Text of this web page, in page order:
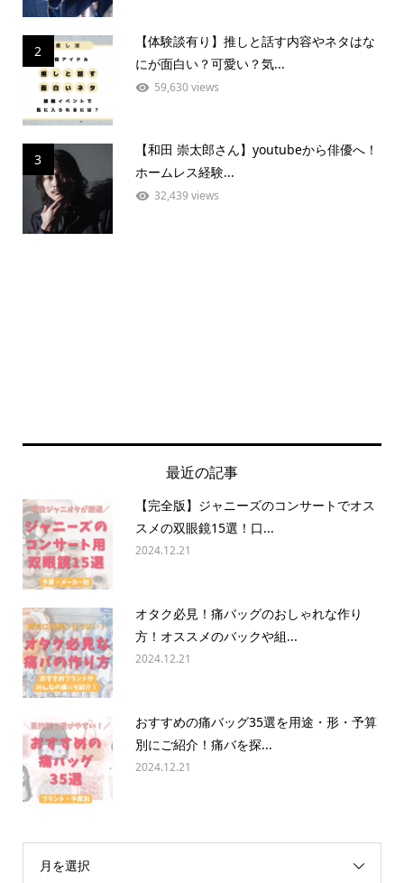
2
【体験談有り】推しと話す内容やネタはな
にが面白い？可愛い？気...
59,630 views
3
【和田 崇太郎さん】youtubeから俳優へ！
ホームレス経験...
32,439 views
最近の記事
【完全版】ジャニーズのコンサートでオス
スメの双眼鏡15選！口...
2024.12.21
オタク必見！痛バッグのおしゃれな作り
方！オススメのバックや組...
2024.12.21
おすすめの痛バッグ35選を用途・形・予算
別にご紹介！痛バを探...
2024.12.21
月を選択